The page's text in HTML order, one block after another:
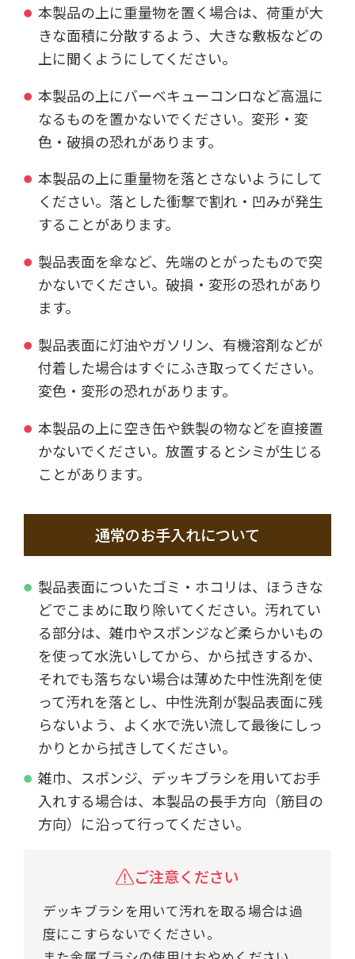
本製品の上に重量物を置く場合は、荷重が大
きな面積に分散するよう、大きな敷板などの
上に聞くようにしてください。
本製品の上にバーベキューコンロなど高温に
なるものを置かないでください。変形・変
色・破損の恐れがあります。
本製品の上に重量物を落とさないようにして
ください。落とした衝撃で割れ・凹みが発生
することがあります。
製品表面を傘など、先端のとがったもので突
かないでください。破損・変形の恐れがあり
ます。
製品表面に灯油やガソリン、有機溶剤などが
付着した場合はすぐにふき取ってください。
変色・変形の恐れがあります。
本製品の上に空き缶や鉄製の物などを直接置
かないでください。放置するとシミが生じる
ことがあります。
通常のお手入れについて
製品表面についたゴミ・ホコリは、ほうきな
どでこまめに取り除いてください。汚れてい
る部分は、雑巾やスポンジなど柔らかいもの
を使って水洗いしてから、から拭きするか、
それでも落ちない場合は薄めた中性洗剤を使
って汚れを落とし、中性洗剤が製品表面に残
らないよう、よく水で洗い流して最後にしっ
かりとから拭きしてください。
雑巾、スポンジ、デッキブラシを用いてお手
入れする場合は、本製品の長手方向（筋目の
方向）に沿って行ってください。
ご注意ください
デッキブラシを用いて汚れを取る場合は過
度にこすらないでください。